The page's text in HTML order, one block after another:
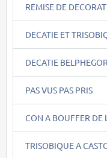
REMISE DE
DECATIE ET
DECATIE
PAS VUS PAS PRIS
CON A BOUFFER DE
TRISOBIQUE A